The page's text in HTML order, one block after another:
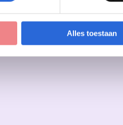
Alles toestaan